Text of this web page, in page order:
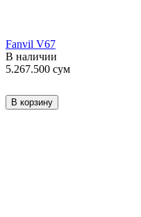
Fanvil V67
В наличии
5.267.500 сум
В корзину